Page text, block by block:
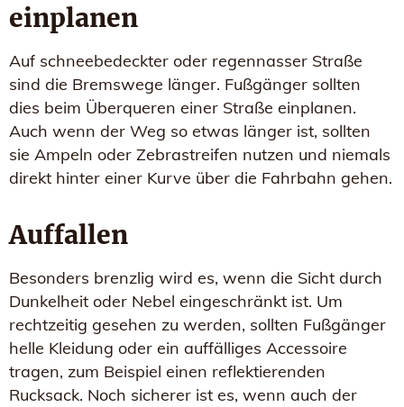
einplanen
Auf schneebedeckter oder regennasser Straße
sind die Bremswege länger. Fußgänger sollten
dies beim Überqueren einer Straße einplanen.
Auch wenn der Weg so etwas länger ist, sollten
sie Ampeln oder Zebrastreifen nutzen und niemals
direkt hinter einer Kurve über die Fahrbahn gehen.
Auffallen
Besonders brenzlig wird es, wenn die Sicht durch
Dunkelheit oder Nebel eingeschränkt ist. Um
rechtzeitig gesehen zu werden, sollten Fußgänger
helle Kleidung oder ein auffälliges Accessoire
tragen, zum Beispiel einen reflektierenden
Rucksack. Noch sicherer ist es, wenn auch der